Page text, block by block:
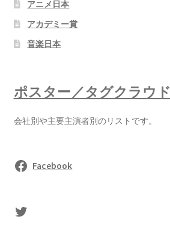
アニメ日本
アカデミー賞
音楽日本
ポスター／タグクラウド
会社別や主要主演者別のリストです。
Facebook
sasaki's Twitter